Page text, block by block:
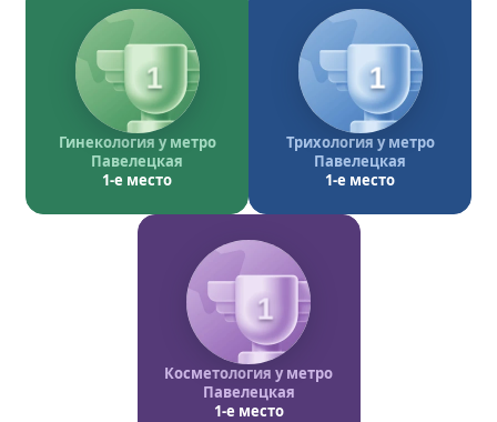
1
Гинекология у метро
Павелецкая
1-е место
1
Трихология у метро
Павелецкая
1-е место
1
Косметология у метро
Павелецкая
1-е место